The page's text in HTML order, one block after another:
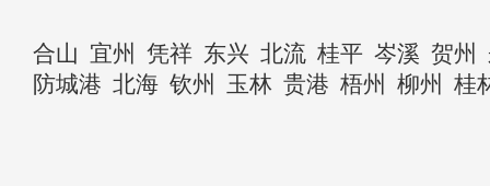
合山 宜州 凭祥 东兴 北流 桂平 岑溪 贺州
防城港 北海 钦州 玉林 贵港 梧州 柳州 桂